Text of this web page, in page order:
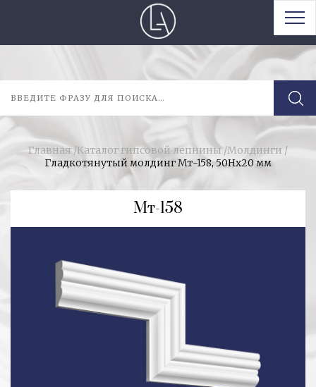
Главная /Каталог гипсовой лепнины /Молдинги /
Гладкотянутый молдинг Мт-158, 50Hx20 мм
Мт-158